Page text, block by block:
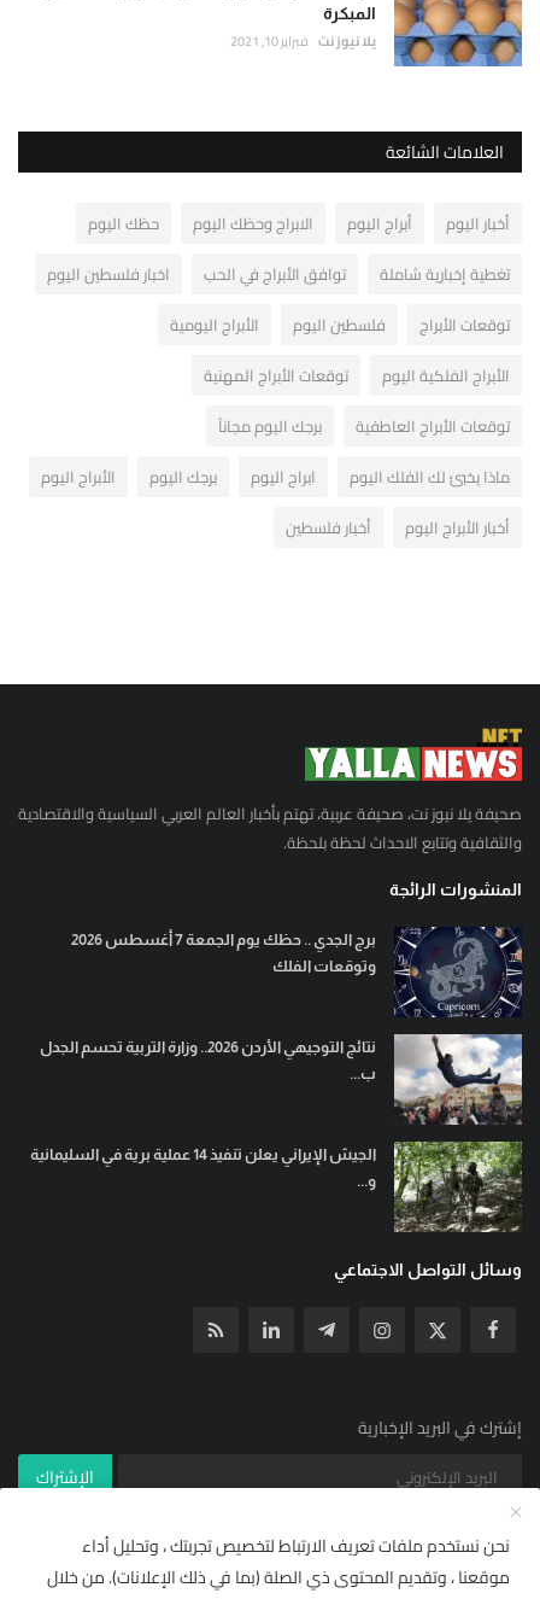
المبكرة
يلا نيوز نت فبراير 10, 2021
العلامات الشائعة
أخبار اليوم أبراج اليوم الابراج وحظك اليوم
حظك اليوم
تغطية إخبارية شاملة
توافق الأبراج في الحب
اخبار فلسطين اليوم
توقعات الأبراج
فلسطين اليوم
الأبراج اليومية
الأبراج الفلكية اليوم
توقعات الأبراج المهنية
توقعات الأبراج العاطفية
برجك اليوم مجاناً
ماذا يخبئ لك الفلك اليوم
ابراج اليوم برجك اليوم
الأبراج اليوم
أخبار الأبراج اليوم
أخبار فلسطين
صحيفة يلا نيوز نت، صحيفة عربية، تهتم بأخبار العالم العربي السياسية والاقتصادية
والثقافية وتتابع الاحداث لحظة بلحظة.
المنشورات الرائجة
برج الجدي .. حظك يوم الجمعة 7 أغسطس 2026
وتوقعات الفلك
نتائج التوجيهي الأردن 2026.. وزارة التربية تحسم الجدل
ب...
الجيش الإيراني يعلن تنفيذ 14 عملية برية في السليمانية
و...
وسائل التواصل الاجتماعي
إشترك في البريد الإخبارية
الإشتراك
© جميع الحقوق محفوظة ل YallaNews net 2021
نحن نستخدم ملفات تعريف الارتباط لتخصيص تجربتك ، وتحليل أداء
موقعنا ، وتقديم المحتوى ذي الصلة (بما في ذلك الإعلانات). من خلال
×